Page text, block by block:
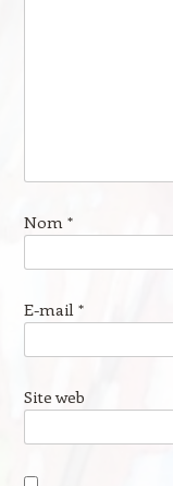
Nom *
E-mail *
Site web